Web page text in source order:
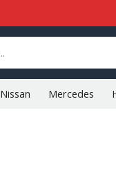
input
Nissan Mercedes